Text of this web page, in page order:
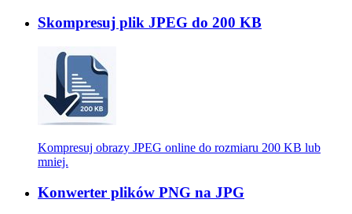
Skompresuj plik JPEG do 200 KB
Kompresuj obrazy JPEG online do rozmiaru 200 KB lub
mniej.
Konwerter plików PNG na JPG